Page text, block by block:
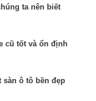
ta nên biết
cũ tốt và ổn định
ô tô bền đẹp